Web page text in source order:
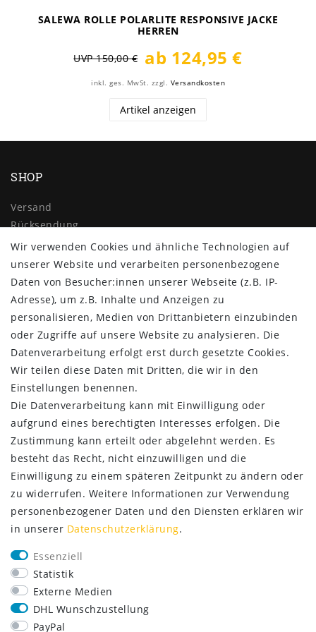
SALEWA ROLLE POLARLITE RESPONSIVE JACKE
HERREN
UVP 150,00 € ab 124,95 €
inkl. ges. MwSt. zzgl. Versandkosten
Artikel anzeigen
SHOP
Versand
Rücksendung
Widerrufs­recht
Impressum
Daten­schutz­erklärung
AGB
Kontakt
ZAHLUNG & VERSAND
SERVICE
Lieferung nur 2,95 €
Rücksendung kostenfrei
14 Tage Rückgaberecht
Kurze Lieferzeit
Wir verwenden Cookies und ähnliche Technologien auf
unserer Website und verarbeiten personenbezogene
Daten von Besucher:innen unserer Webseite (z.B. IP-
Adresse), um z.B. Inhalte und Anzeigen zu
personalisieren, Medien von Drittanbietern einzubinden
oder Zugriffe auf unsere Website zu analysieren. Die
Datenverarbeitung erfolgt erst durch gesetzte Cookies.
Wir teilen diese Daten mit Dritten, die wir in den
Einstellungen benennen.
Die Datenverarbeitung kann mit Einwilligung oder
aufgrund eines berechtigten Interesses erfolgen. Die
Zustimmung kann erteilt oder abgelehnt werden. Es
besteht das Recht, nicht einzuwilligen und die
Einwilligung zu einem späteren Zeitpunkt zu ändern oder
zu widerrufen. Weitere Informationen zur Verwendung
personenbezogener Daten und den Diensten erklären wir
in unserer Daten­schutz­erklärung.
Essenziell
Statistik
Externe Medien
DHL Wunschzustellung
PayPal